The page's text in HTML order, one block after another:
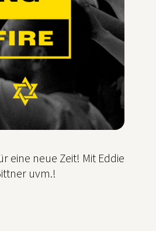
eine neue Zeit! Mit Eddie
uvm.!